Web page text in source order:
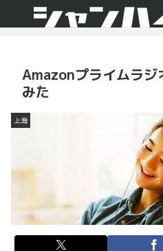
Amazonプライムラジ
みた
上海